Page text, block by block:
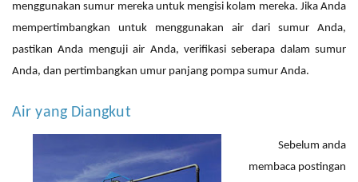
menggunakan sumur mereka untuk mengisi kolam mereka. Jika Anda
mempertimbangkan untuk menggunakan air dari sumur Anda,
pastikan Anda menguji air Anda, verifikasi seberapa dalam sumur
Anda, dan pertimbangkan umur panjang pompa sumur Anda.
Air yang Diangkut
Sebelum anda
membaca postingan